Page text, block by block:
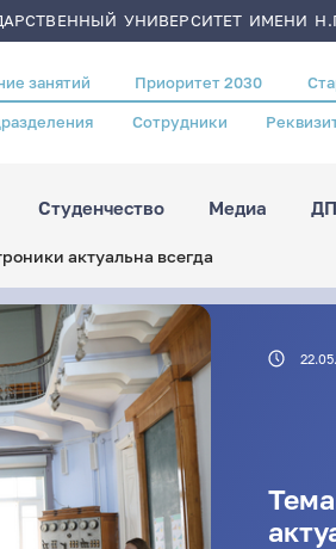
УНИВЕРСИТЕТ ИМЕНИ
занятий Приоритет 2030
Сотрудники
Студенчество Медиа
актуальна всегда